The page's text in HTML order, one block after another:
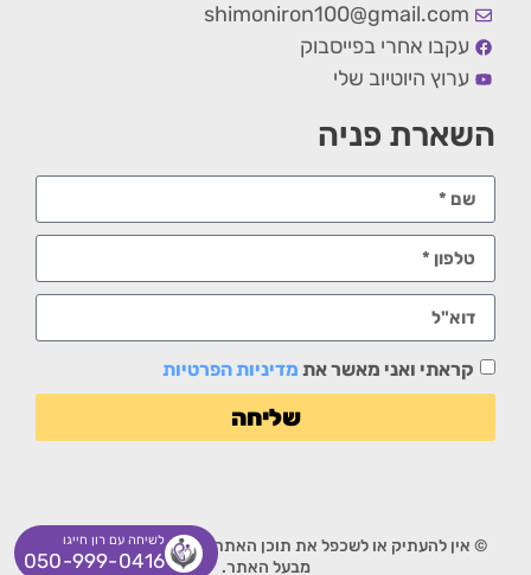
shimoniron100@gmail.com
עקבו אחרי בפייסבוק
ערוץ היוטיוב שלי
השארת פניה
קראתי ואני מאשר את מדיניות הפרטיות
שליחה
לשיחה עם רון חייגו
050-999-0416
© אין להעתיק או לשכפל את תוכן האתר ללא אישור מפורש בכתב
מבעל האתר.